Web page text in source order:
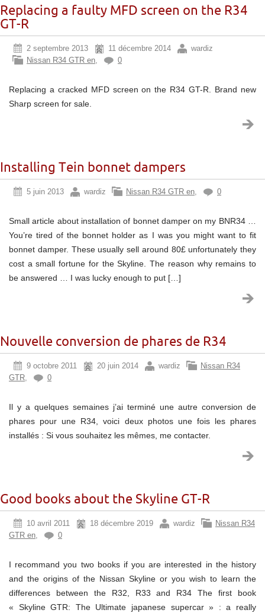
Replacing a faulty MFD screen on the R34
GT-R
2 septembre 2013 11 décembre 2014
wardiz
Nissan R34 GTR en, 0
Replacing a cracked MFD screen on the R34 GT-R. Brand new
Sharp screen for sale.
Installing Tein bonnet dampers
5 juin 2013 wardiz Nissan R34 GTR en, 0
Small article about installation of bonnet damper on my BNR34 …
You’re tired of the bonnet holder as I was you might want to fit
bonnet damper. These usually sell around 80£ unfortunately they
cost a small fortune for the Skyline. The reason why remains to
be answered … I was lucky enough to put […]
Nouvelle conversion de phares de R34
9 octobre 2011 20 juin 2014 wardiz
Nissan R34
GTR, 0
Il y a quelques semaines j’ai terminé une autre conversion de
phares pour une R34, voici deux photos une fois les phares
installés : Si vous souhaitez les mêmes, me contacter.
Good books about the Skyline GT-R
10 avril 2011 18 décembre 2019 wardiz
Nissan R34
GTR en, 0
I recommand you two books if you are interested in the history
and the origins of the Nissan Skyline or you wish to learn the
differences between the R32, R33 and R34 The first book
« Skyline GTR: The Ultimate japanese supercar » : a really